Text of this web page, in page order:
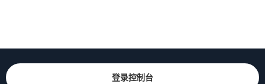
登录控制台